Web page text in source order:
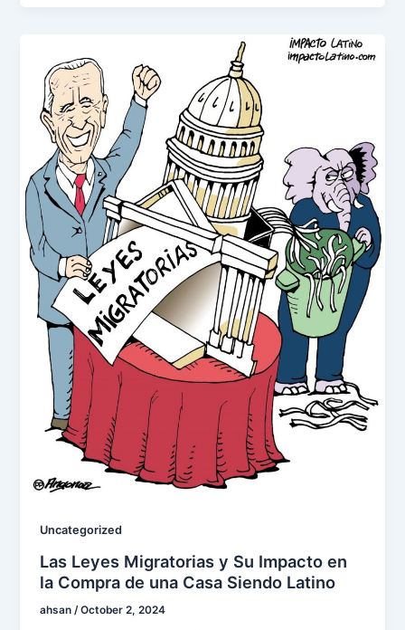
Uncategorized
Las Leyes Migratorias y Su Impacto en
la Compra de una Casa Siendo Latino
ahsan/October 2, 2024